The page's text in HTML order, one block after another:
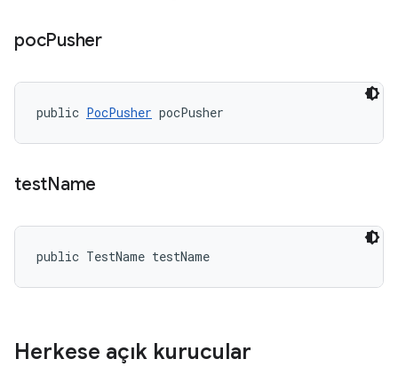
pocPusher
public PocPusher pocPusher
testName
public TestName testName
Herkese açık kurucular